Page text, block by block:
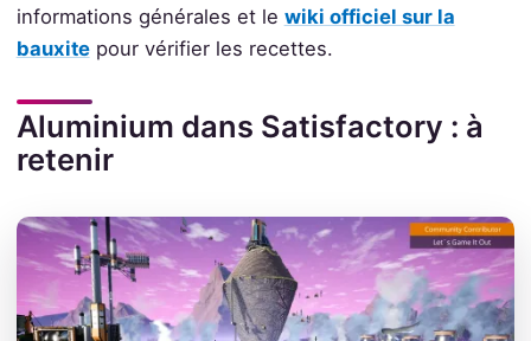
informations générales et le wiki officiel sur la
bauxitepour vérifier les recettes.
Aluminium dans Satisfactory : à
retenir